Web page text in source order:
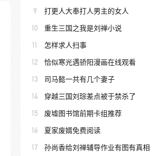
9 打更人大奉打人男主的女人
10 重生三国之我是刘禅小说
11 怎样求人扫事
12 恰似寒光遇骄阳漫画在线观看
13 司马懿一共有几个妻子
14 穿越三国刘琮差点被于禁杀了
15 废墟图书馆前期卡组推荐
16 夏家废婿免费阅读
17 孙尚香给刘禅辅导作业有图有真相